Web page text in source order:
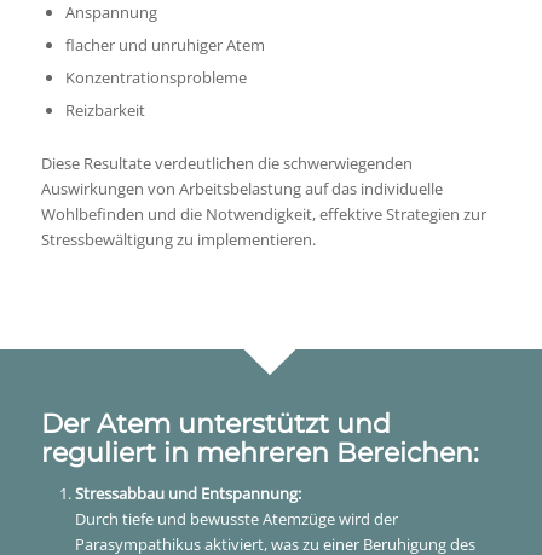
Anspannung
flacher und unruhiger Atem
Konzentrationsprobleme
Reizbarkeit
Diese Resultate verdeutlichen die schwerwiegenden
Auswirkungen von Arbeitsbelastung auf das individuelle
Wohlbefinden und die Notwendigkeit, effektive Strategien zur
Stressbewältigung zu implementieren.
Der Atem unterstützt und
reguliert in mehreren Bereichen:
Stressabbau und Entspannung:
Durch tiefe und bewusste Atemzüge wird der
Parasympathikus aktiviert, was zu einer Beruhigung des